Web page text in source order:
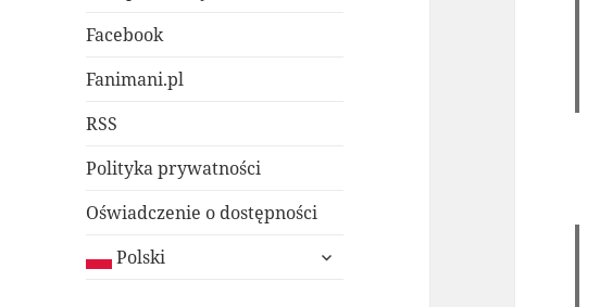
Facebook
Fanimani.pl
RSS
Polityka prywatności
Oświadczenie o dostępności
Polski
rozwiń